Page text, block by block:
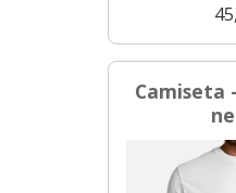
Camiseta